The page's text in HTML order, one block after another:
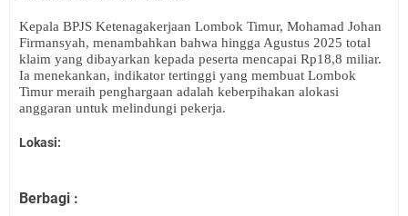
Kepala BPJS Ketenagakerjaan Lombok Timur, Mohamad Johan
Firmansyah, menambahkan bahwa hingga Agustus 2025 total
klaim yang dibayarkan kepada peserta mencapai Rp18,8 miliar.
Ia menekankan, indikator tertinggi yang membuat Lombok
Timur meraih penghargaan adalah keberpihakan alokasi
anggaran untuk melindungi pekerja.
Lokasi:
Berbagi :